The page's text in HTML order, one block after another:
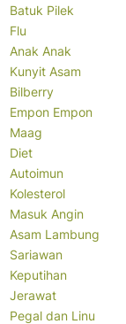
Batuk Pilek
Flu
Anak Anak
Kunyit Asam
Bilberry
Empon Empon
Maag
Diet
Autoimun
Kolesterol
Masuk Angin
Asam Lambung
Sariawan
Keputihan
Jerawat
Pegal dan Linu